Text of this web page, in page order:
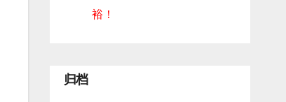
裕！
归档